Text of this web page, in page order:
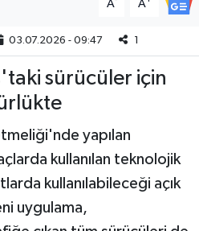
A A
03.07.2026 - 09:47 1
sürücüler için
yapılan
kullanılan teknolojik
kullanılabileceği açık
uygulama,